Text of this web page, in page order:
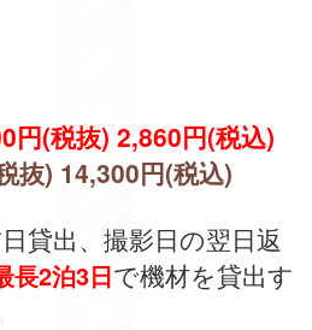
円(税抜) 2,860円(税込)
抜) 14,300円(税込)
貸出、撮影日の翌日返
長2泊3日で機材を貸出す